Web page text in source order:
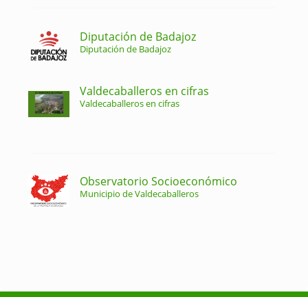
Diputación de Badajoz
Diputación de Badajoz
Valdecaballeros en cifras
Valdecaballeros en cifras
Observatorio Socioeconómico
Municipio de Valdecaballeros